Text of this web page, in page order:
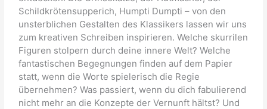
Schildkrötensupperich, Humpti Dumpti – von den
unsterblichen Gestalten des Klassikers lassen wir uns
zum kreativen Schreiben inspirieren. Welche skurrilen
Figuren stolpern durch deine innere Welt? Welche
fantastischen Begegnungen finden auf dem Papier
statt, wenn die Worte spielerisch die Regie
übernehmen? Was passiert, wenn du dich fabulierend
nicht mehr an die Konzepte der Vernunft hältst? Und